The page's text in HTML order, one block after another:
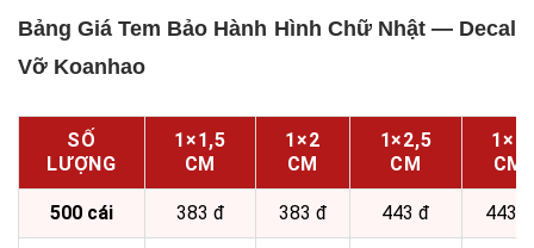
Bảng Giá Tem Bảo Hành Hình Chữ Nhật — Decal
Vỡ Koanhao
SỐ
LƯỢNG
1×1,5
CM
1×2
CM
1×2,5
CM
1×3
CM
500 cái 383 đ 383 đ 443 đ 443 đ